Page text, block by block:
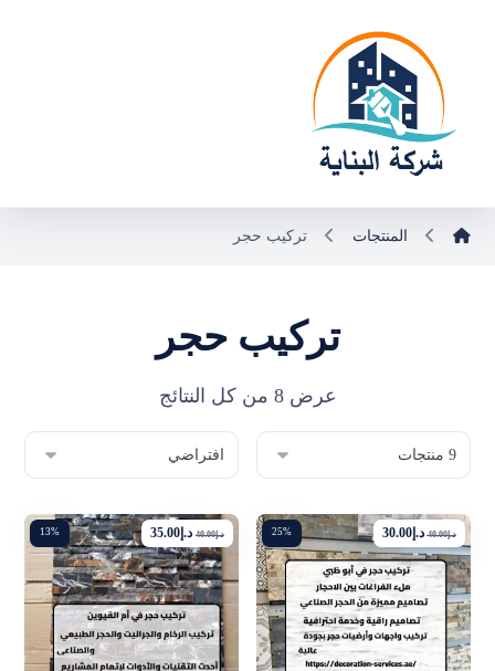
المنتجات تركيب حجر
تركيب حجر
عرض ⁦8⁩ من كل النتائج
25% د.إ40.00 د.إ30.00
13% د.إ40.00 د.إ35.00